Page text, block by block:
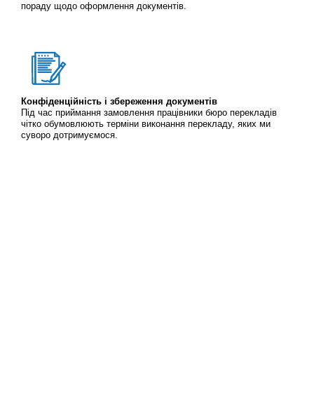
пораду щодо оформлення документів.
Конфіденційність і збереження документів
Під час приймання замовлення працівники бюро перекладів
чітко обумовлюють терміни виконання перекладу, яких ми
суворо дотримуємося.